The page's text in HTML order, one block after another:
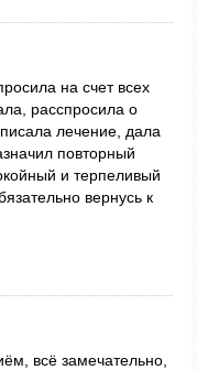
на счет всех
расспросила о
лечение, дала
повторный
и терпеливый
вернусь к
всё замечательно,